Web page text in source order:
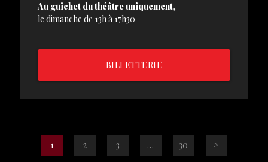
Au guichet du théâtre uniquement,
le dimanche de 13h à 17h30
BILLETTERIE
PAGE
1 2 3 … 30 >